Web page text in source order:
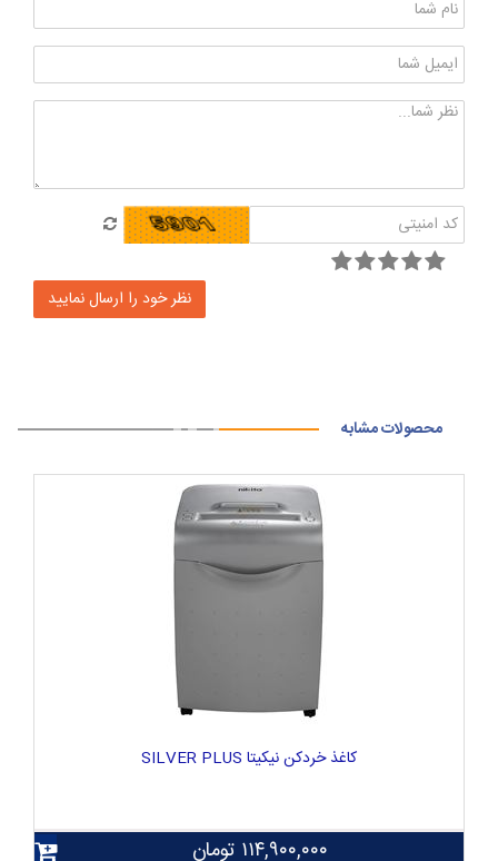
محصولات مشابه
کاغذ خردکن نیکیتا SILVER PLUS
۱۱۴,۹۰۰,۰۰۰ تومان